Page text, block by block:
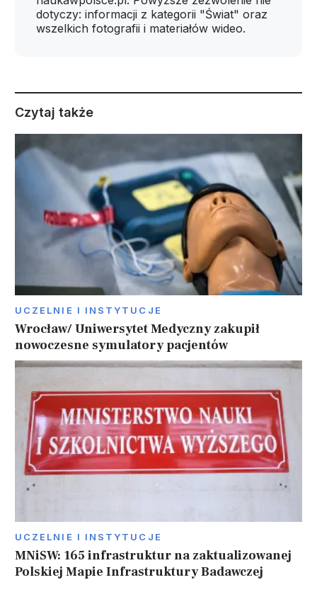
dotyczy: informacji z kategorii "Świat" oraz
wszelkich fotografii i materiałów wideo.
Czytaj także
UCZELNIE I INSTYTUCJE
Wrocław/ Uniwersytet Medyczny zakupił
nowoczesne symulatory pacjentów
UCZELNIE I INSTYTUCJE
MNiSW: 165 infrastruktur na zaktualizowanej
Polskiej Mapie Infrastruktury Badawczej